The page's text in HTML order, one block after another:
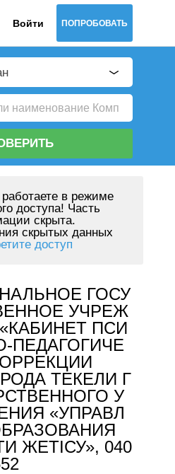
Войти ПОПРОБОВАТЬ
в режиме
доступа! Часть
скрыта.
скрытых данных
доступ
ГОСУ
УЧРЕЖ
ПСИ
ПЕДАГОГИЧЕ
ТЕКЕЛИ Г
У
«УПРАВЛ
ЖЕТІСУ», 040